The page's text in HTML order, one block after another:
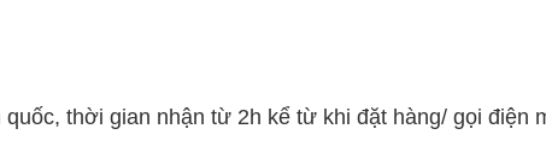
thời gian nhận từ 2h kể từ khi đặt hàng/ gọi điện